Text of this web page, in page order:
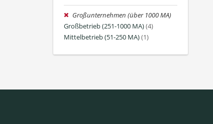
Großunternehmen (über 1000 MA)
Großbetrieb (251-1000 MA)(4)
Mittelbetrieb (51-250 MA)(1)